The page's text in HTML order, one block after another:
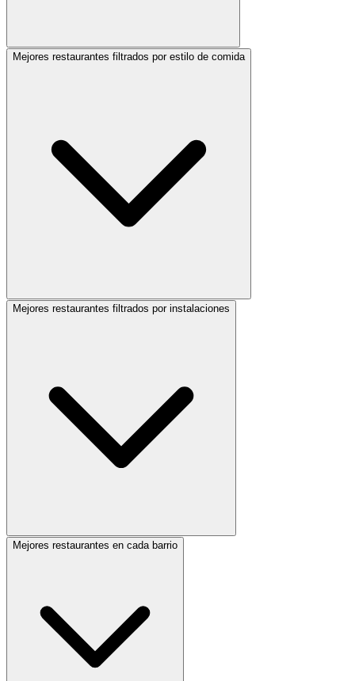
Mejores restaurantes filtrados por estilo de comida
Mejores restaurantes filtrados por instalaciones
Mejores restaurantes en cada barrio